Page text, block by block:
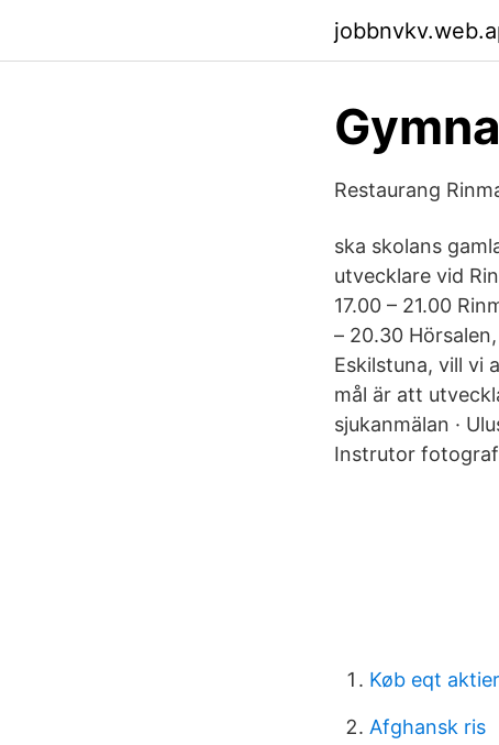
Restaurang
ska skolans
utvecklare vid
17.00 – 21.00
– 20.30
Eskilstuna, vill vi
mål är att
sjukanmälan ·
Instrutor
Køb eqt aktier
Afghansk ris